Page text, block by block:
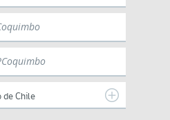
de Chile